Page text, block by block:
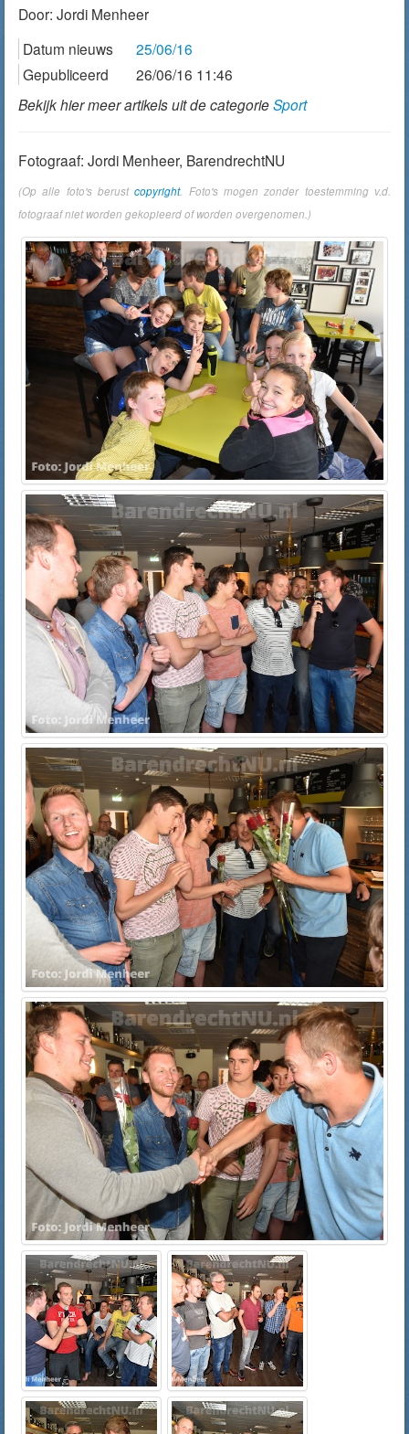
Door: Jordi Menheer
Datum nieuws
25/06/16
Gepubliceerd
26/06/16 11:46
Bekijk hier meer artikels uit de categorieSport
Fotograaf: Jordi Menheer, BarendrechtNU
(Op alle foto's berustcopyright. Foto's mogen zonder toestemming v.d.
fotograaf niet worden gekopieerd of worden overgenomen.)